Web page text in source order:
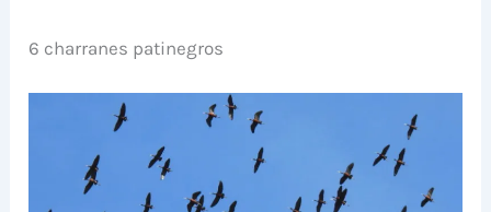
6 charranes patinegros